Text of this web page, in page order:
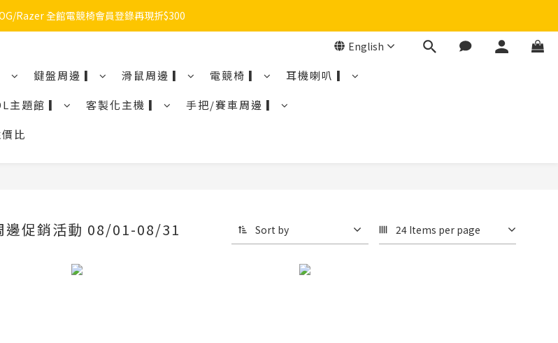
折🔥ROG周邊滿1500折100 / 2500折200 / 3000折300
Razer 全館電競椅會員登錄再現折$300
English
鍵盤周邊 ▎ 滑鼠周邊 ▎ 電競椅 ▎
耳機喇叭 ▎
主題館 ▎ 客製化主機 ▎
手把/賽車周邊 ▎
比
邊促銷活動 08/01-08/31 Sort by 24 Items per page